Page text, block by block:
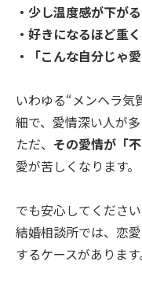
・少し温度感が下が
・好きになるほど重
・「こんな自分じゃ
いわゆる“メンヘラ気
細で、愛情深い人が多
ただ、 その愛情が「
愛が苦しくなります。
でも安心してください
結婚相談所では、恋
するケースがあります